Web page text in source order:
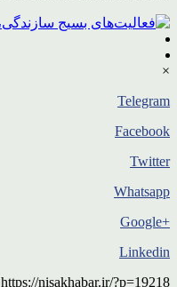
×
Telegram
Facebook
Twitter
Whatsapp
+Google
Linkedin
https://nisakhabar.ir/?p=19218